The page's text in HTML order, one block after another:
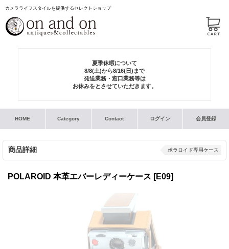
カメラライフスタイルを提供するセレクトショップ
夏季休暇について
8/8(土)から8/16(日)まで
発送業務・窓口業務等は
お休みをとさせていただきます。
HOME Category Contact ログイン 会員登録
商品詳細 ポラロイド専用ケース
POLAROID 本革エバーレディーケース [E09]